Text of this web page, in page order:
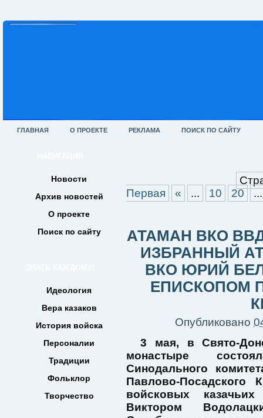
ГЛАВНАЯ О ПРОЕКТЕ РЕКЛАМА ПОИСК ПО САЙТУ
Новости
Архив новостей
О проекте
Поиск по сайту
Идеология
Вера казаков
История войска
Персоналии
Традиции
Фольклор
Творчество
Первая
« ... 10 20 ...
АТАМАН ВКО
ИЗБРАННЫЙ
ВКО ЮРИЙ
ЕПИСКОПОМ
Опубликовано
3 мая, в Свято-
монастыре
Синодального
Павлово-Посадского
войсковых
Виктором